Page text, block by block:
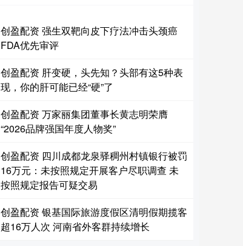
创盈配资 强生双靶向皮下疗法冲击头颈癌
FDA优先审评
创盈配资 肝变硬，头先知？头部有这5种表
现，你的肝可能已经“硬”了
创盈配资 万家丽集团董事长黄志明荣膺
“2026品牌强国年度人物奖”
创盈配资 四川成都龙泉驿稠州村镇银行被罚
16万元：未按照规定开展客户尽职调查 未
按照规定报告可疑交易
创盈配资 银基国际旅游度假区清明假期揽客
超16万人次 河南省外客群持续增长